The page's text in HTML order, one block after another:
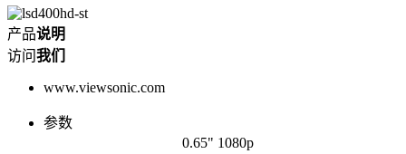
产品说明
访问我们
www.viewsonic.com
参数
0.65" 1080p